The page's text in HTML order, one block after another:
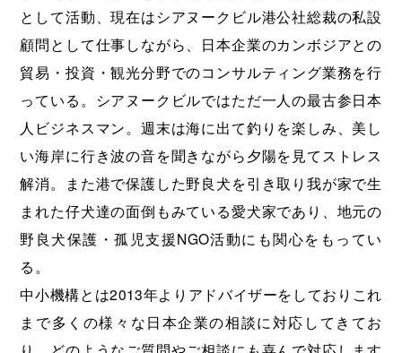
として活動、現在はシアヌークビル港公社総裁の私設
顧問として仕事しながら、日本企業のカンボジアとの
貿易・投資・観光分野でのコンサルティング業務を行
っている。シアヌークビルではただ一人の最古参日本
人ビジネスマン。週末は海に出て釣りを楽しみ、美し
い海岸に行き波の音を聞きながら夕陽を見てストレス
解消。また港で保護した野良犬を引き取り我が家で生
まれた仔犬達の面倒もみている愛犬家であり、地元の
野良犬保護・孤児支援NGO活動にも関心をもってい
る。
中小機構とは2013年よりアドバイザーをしておりこれ
まで多くの様々な日本企業の相談に対応してきてお